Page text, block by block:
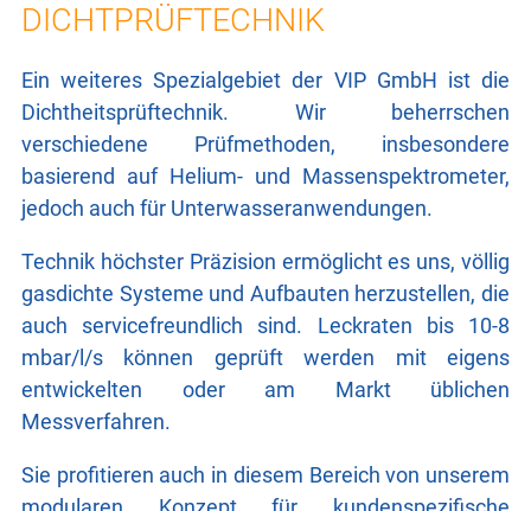
DICHTHEITSPRÜFTECHNIK
PNEUMATIK / HYDRAULIK
ELEKTRISCHE ANTRIEBE
FORSCHUNG
DICHTPRÜFTECHNIK
Ein weiteres Spezialgebiet der VIP GmbH ist die
Dichtheitsprüftechnik. Wir beherrschen
verschiedene Prüfmethoden, insbesondere
basierend auf Helium- und Massenspektrometer,
jedoch auch für Unterwasseranwendungen.
Technik höchster Präzision ermöglicht es uns, völlig
gasdichte Systeme und Aufbauten herzustellen, die
auch servicefreundlich sind. Leckraten bis 10-8
mbar/l/s können geprüft werden mit eigens
entwickelten oder am Markt üblichen
Messverfahren.
Sie profitieren auch in diesem Bereich von unserem